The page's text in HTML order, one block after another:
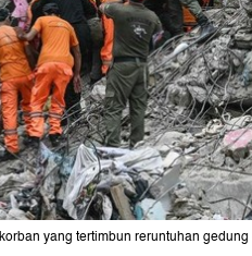
yang tertimbun reruntuhan gedung